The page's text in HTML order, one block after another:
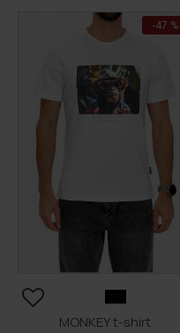
-47 %
MONKEY t-shirt